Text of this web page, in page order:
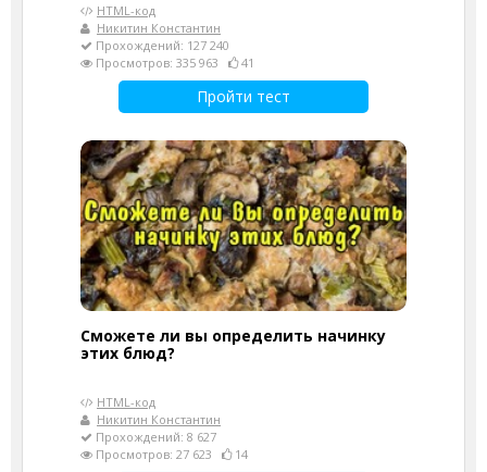
HTML-код
Никитин Константин
Прохождений: 127 240
Просмотров: 335 963
41
Пройти тест
Сможете ли вы определить начинку
этих блюд?
HTML-код
Никитин Константин
Прохождений: 8 627
Просмотров: 27 623
14